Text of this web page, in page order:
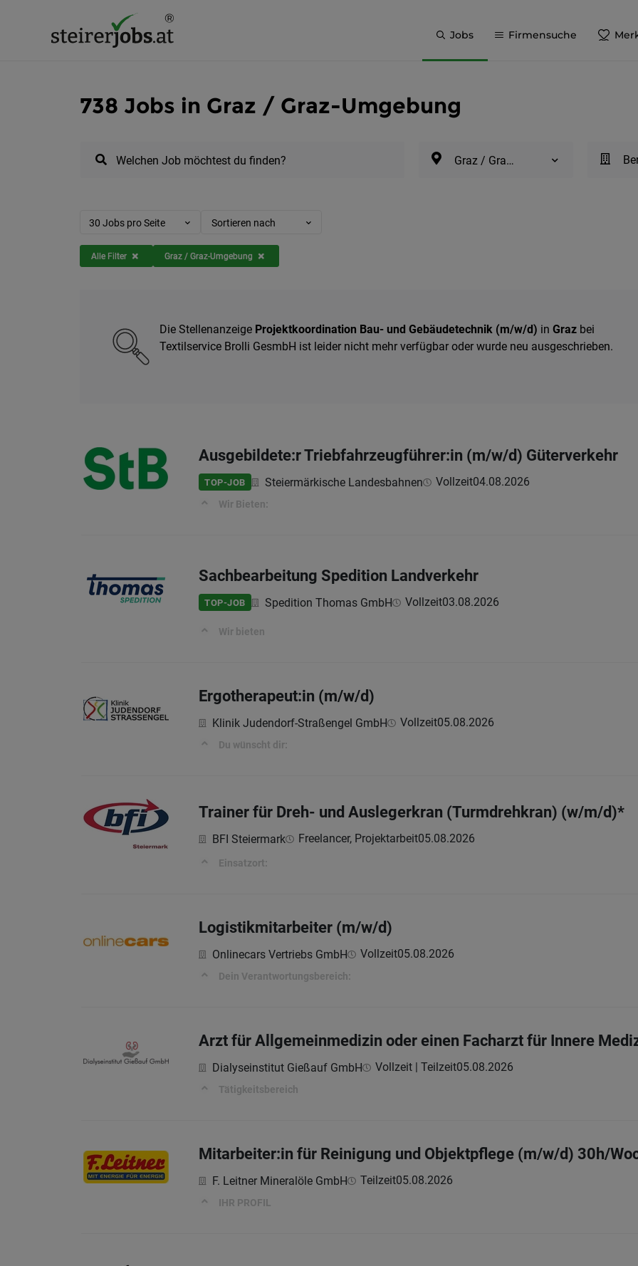
Jobs Firmensuche
738 Jobs in Graz / Graz-Umgebung
Welchen Job möchtest du finden? Graz / Graz-Umgebung
30 Jobs pro Seite Sortieren nach
Alle Filter Graz / Graz-Umgebung
Die Stellenanzeige Projektkoordination Bau- und Gebäudetechnik (m/w/d) in Graz bei
Textilservice Brolli GesmbH ist leider nicht mehr verfügbar oder wurde neu ausgeschrieben.
Ausgebildete:r Triebfahrzeugführer:in (m/w/d) Güterverkehr
TOP-JOB Steiermärkische Landesbahnen Vollzeit04.08.2026
Wir Bieten:
Sachbearbeitung Spedition Landverkehr
TOP-JOB Spedition Thomas GmbH Vollzeit03.08.2026
Wir bieten
Ergotherapeut:in (m/w/d)
Klinik Judendorf-Straßengel GmbH Vollzeit05.08.2026
Du wünscht dir:
Trainer für Dreh- und Auslegerkran (Turmdrehkran) (w/m/d)*
BFI Steiermark Freelancer, Projektarbeit05.08.2026
Einsatzort:
Logistikmitarbeiter (m/w/d)
Onlinecars Vertriebs GmbH Vollzeit05.08.2026
Dein Verantwortungsbereich:
Arzt für Allgemeinmedizin oder einen Facharzt für Innere
Dialyseinstitut Gießauf GmbH Vollzeit | Teilzeit05.08.2026
Tätigkeitsbereich
Mitarbeiter:in für Reinigung und Objektpflege (m/w/d) 30h/
F. Leitner Mineralöle GmbH Teilzeit05.08.2026
IHR PROFIL